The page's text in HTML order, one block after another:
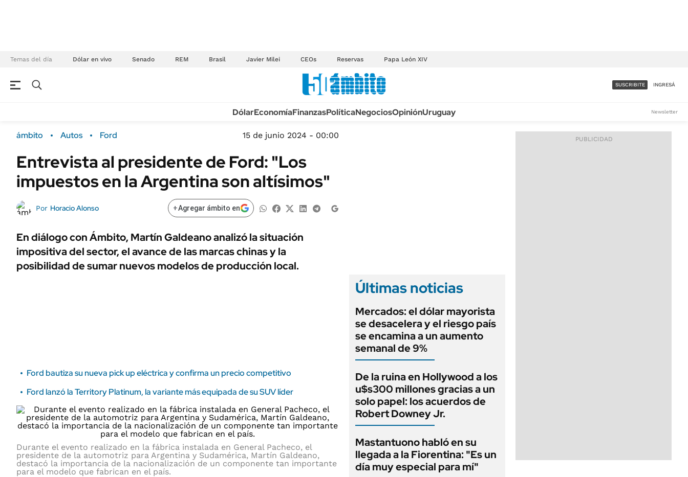
Temas del día Dólar en vivo Senado REM Brasil Javier Milei CEOs Reservas Papa León XIV
Campo
FINANZAS
Mercados
ÁMBITO DEBATE
MEDIAKIT AMBITO DEBATE
Sustentabilidad
Seguros
ENERGY REPORT
POLÍTICA
URUGUAY
TECNOLOGÍA
MÉXICO
MUNDO
INFORMACIÓN GENERAL
LIFESTYLE
AUTOS
ACCESO FULL - $1.800/MES
SUSCRIBITE INGRESÁ
DólarEconomíaFinanzasPolíticaNegociosOpiniónUruguay Newsletter
ámbito Autos Ford 15 de junio 2024 - 00:00
Entrevista al presidente de Ford: "Los
impuestos en la Argentina son altísimos"
Por Horacio Alonso +Agregar ámbito en
En diálogo con Ámbito, Martín Galdeano analizó la situación
impositiva del sector, el avance de las marcas chinas y la
posibilidad de sumar nuevos modelos de producción local.
Ford bautiza su nueva pick up eléctrica y confirma un precio competitivo
Ford lanzó la Territory Platinum, la variante más equipada de su SUV líder
Durante el evento realizado en la fábrica instalada en General Pacheco, el
presidente de la automotriz para Argentina y Sudamérica, Martín Galdeano,
destacó la importancia de la nacionalización de un componente tan importante
para el modelo que fabrican en el país.
Últimas noticias
Mercados: el dólar mayorista
se desacelera y el riesgo país
se encamina a un aumento
semanal de 9%
De la ruina en Hollywood a los
u$s300 millones gracias a un
solo papel: los acuerdos de
Robert Downey Jr.
Mastantuono habló en su
llegada a la Fiorentina: "Es un
día muy especial para mí"